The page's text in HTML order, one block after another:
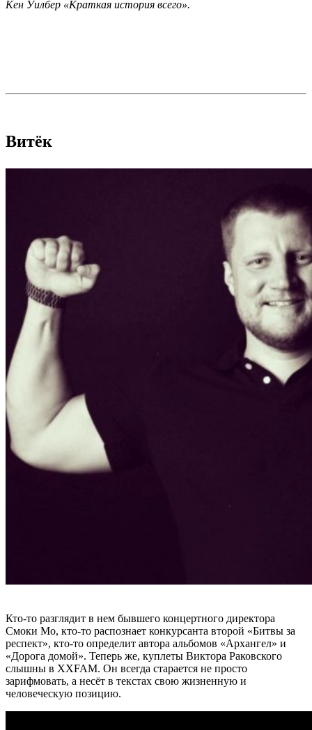
Кен Уилбер «Краткая история всего».
Витёк
Кто-то разглядит в нем бывшего концертного директора
Смоки Мо, кто-то распознает конкурсанта второй «Битвы за
респект», кто-то определит автора альбомов «Архангел» и
«Дорога домой». Теперь же, куплеты Виктора Раковского
слышны в ХХFAM. Он всегда старается не просто
зарифмовать, а несёт в текстах свою жизненную и
человеческую позицию.